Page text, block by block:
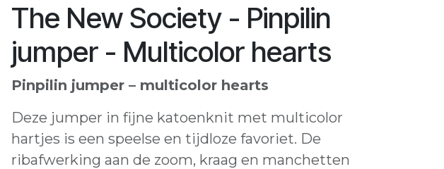
The New Society - Pinpilin
jumper - Multicolor hearts
Pinpilin jumper – multicolor hearts
Deze jumper in fijne katoenknit met multicolor
hartjes is een speelse en tijdloze favoriet. De
ribafwerking aan de zoom, kraag en manchetten